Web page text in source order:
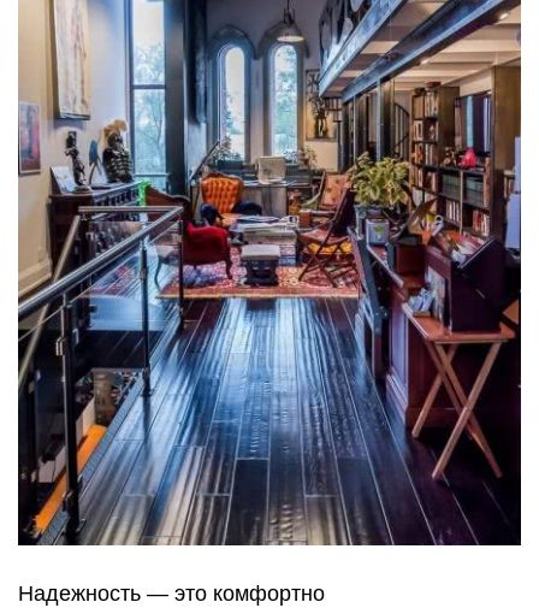
Надежность — это комфортно